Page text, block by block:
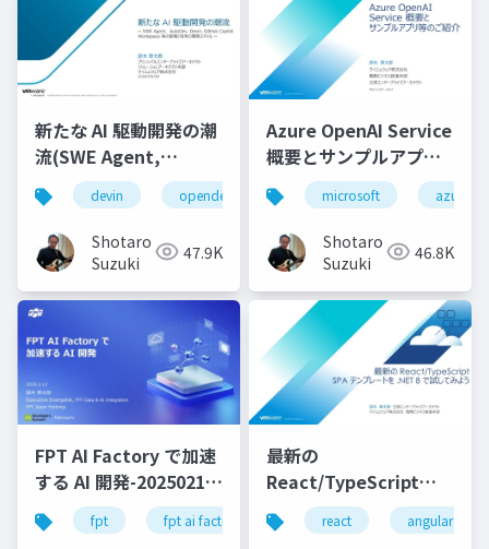
新たな AI 駆動開発の潮
流(SWE Agent,
AutoDev,Devin,
GitHub Copilot
Workspace等)
devin opendevin azure autodev
Shotaro
Suzuki
47.9K
Azure OpenAI Service
概要とサンプルアプリ
等のご紹介
microsoft azure
Shotaro
Suzuki
46.8K
FPT AI Factory で加速
する AI 開発-20250213-
公開版fpt fpt ai factory generative ai azure
最新の
React/TypeScript
SPA テンプレートを
.NET 8 で試してみよう
react angular